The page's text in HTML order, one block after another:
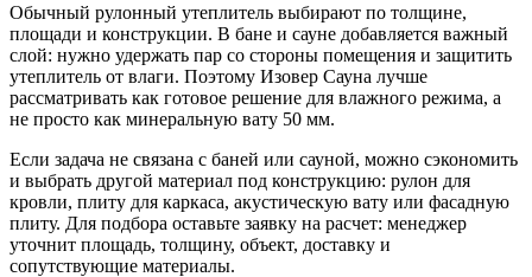
Обычный рулонный утеплитель выбирают по толщине,
площади и конструкции. В бане и сауне добавляется важный
слой: нужно удержать пар со стороны помещения и защитить
утеплитель от влаги. Поэтому Изовер Сауна лучше
рассматривать как готовое решение для влажного режима, а
не просто как минеральную вату 50 мм.
Если задача не связана с баней или сауной, можно сэкономить
и выбрать другой материал под конструкцию: рулон для
кровли, плиту для каркаса, акустическую вату или фасадную
плиту. Для подбора оставьте заявку на расчет: менеджер
уточнит площадь, толщину, объект, доставку и
сопутствующие материалы.